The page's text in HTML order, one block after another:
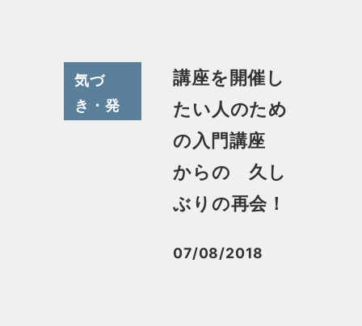
気づ
き・発
講座を開催し
たい人のため
の入門講座
からの 久し
ぶりの再会！
投稿日
07/08/2018